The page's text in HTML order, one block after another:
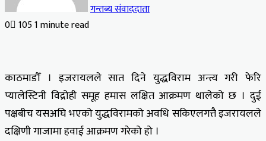
गन्तब्य संवाददाता
0 1051 minute read
काठमाडौँ । इजरायलले सात दिने युद्धविराम अन्त्य गरी फेरि
प्यालेस्टिनी विद्रोही समूह हमास लक्षित आक्रमण थालेको छ । दुई
पक्षबीच यसअघि भएको युद्धविरामको अवधि सकिएलगत्तै इजरायलले
दक्षिणी गाजामा हवाई आक्रमण गरेको हो ।